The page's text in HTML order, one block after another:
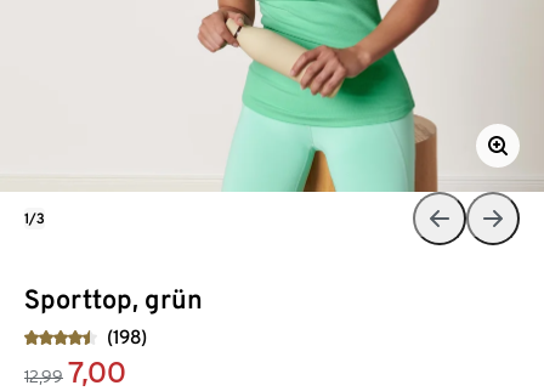
Sporttop, grün
(198)
12,99 7,00
1/3